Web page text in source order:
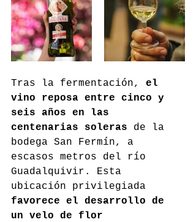
Tras la fermentación, el
vino reposa entre cinco y
seis años en las
centenarias soleras de la
bodega San Fermín, a
escasos metros del río
Guadalquivir. Esta
ubicación privilegiada
favorece el desarrollo de
un velo de flor